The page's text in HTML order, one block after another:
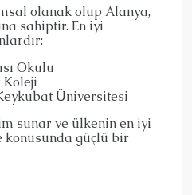
olanak olup Alanya,
sahiptir. En iyi
Okulu
Koleji
Üniversitesi
sunar ve ülkenin en iyi
güçlü bir